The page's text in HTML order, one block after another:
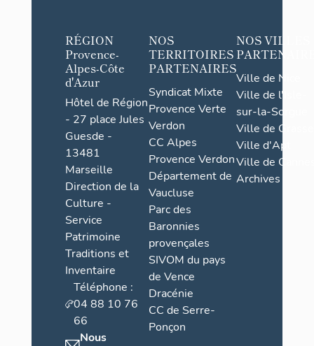
RÉGION
Provence-
Alpes-Côte
d'Azur
Hôtel de Région
- 27 place Jules
Guesde -
13481
Marseille
Direction de la
Culture -
Service
Patrimoine
Traditions et
Inventaire
Téléphone :
04 88 10 76
66
Nous
NOS
TERRITOIRES
PARTENAIRES
Syndicat Mixte
Provence Verte
Verdon
CC Alpes
Provence Verdon
Département de
Vaucluse
Parc des
Baronnies
provençales
SIVOM du pays
de Vence
Dracénie
CC de Serre-
Ponçon
NOS VILLES
Ville de Nice
Ville de l'Isle-
sur-la-Sorgue
Ville de Grasse
Ville d'Apt
Ville de
Archives